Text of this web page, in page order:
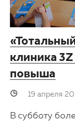
клиника
повыша
19 апреля
В субботу